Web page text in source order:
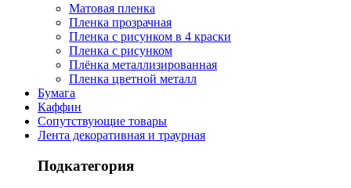
Матовая пленка
Пленка прозрачная
Пленка с рисунком в 4 краски
Пленка с рисунком
Плёнка металлизированная
Пленка цветной металл
Бумага
Каффин
Сопутствующие товары
Лента декоративная и траурная
Подкатегория